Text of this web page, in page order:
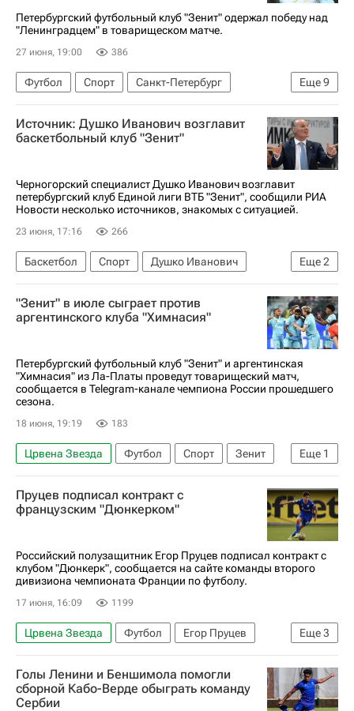
Петербургский футбольный клуб "Зенит" одержал победу над
"Ленинградцем" в товарищеском матче.
27 июня, 19:00 386
Еще9
Футбол Спорт
Санкт-Петербург
Ла-Плата
Узбекистан
Александр Ерохин
Педро
Александр Соболев
Суперкубок России по футболу
Ленинградец
Зенит
Источник: Душко Иванович возглавит
баскетбольный клуб "Зенит"
Черногорский специалист Душко Иванович возглавит
петербургский клуб Единой лиги ВТБ "Зенит", сообщили РИА
Новости несколько источников, знакомых с ситуацией.
23 июня, 17:16 266
Еще2
Баскетбол Спорт
Душко Иванович
Деян Радоньич
Ростислав Вергун
"Зенит" в июле сыграет против
аргентинского клуба "Химнасия"
Петербургский футбольный клуб "Зенит" и аргентинская
"Химнасия" из Ла-Платы проведут товарищеский матч,
сообщается в Telegram-канале чемпиона России прошедшего
сезона.
18 июня, 19:19 183
Еще 1
Црвена Звезда Футбол Спорт
Зенит
Нефтчи (Баку)
Пруцев подписал контракт с
французским "Дюнкерком"
Российский полузащитник Егор Пруцев подписал контракт с
клубом "Дюнкерк", сообщается на сайте команды второго
дивизиона чемпионата Франции по футболу.
17 июня, 16:09 1199
Еще3
Црвена Звезда Футбол
Егор Пруцев
Целе
Спартак Москва Трансферы
Голы Ленини и Беншимола помогли
сборной Кабо-Верде обыграть команду
Сербии